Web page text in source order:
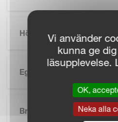
Höjdpunkter
Egenskaper
Broschyr
Vi använder
kunna ge
läsupplevelse.
OK,
Neka alla